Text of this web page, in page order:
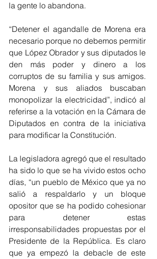
la gente lo abandona.
“Detener el agandalle de Morena era
necesario porque no debemos permitir
que López Obrador y sus diputados le
den más poder y dinero a los
corruptos de su familia y sus amigos.
Morena y sus aliados buscaban
monopolizar la electricidad”, indicó al
referirse a la votación en la Cámara de
Diputados en contra de la iniciativa
para modificar la Constitución.
La legisladora agregó que el resultado
ha sido lo que se ha vivido estos ocho
días, “un pueblo de México que ya no
salió a respaldarlo y un bloque
opositor que se ha podido cohesionar
para detener estas
irresponsabilidades propuestas por el
Presidente de la República. Es claro
que ya empezó la debacle de este